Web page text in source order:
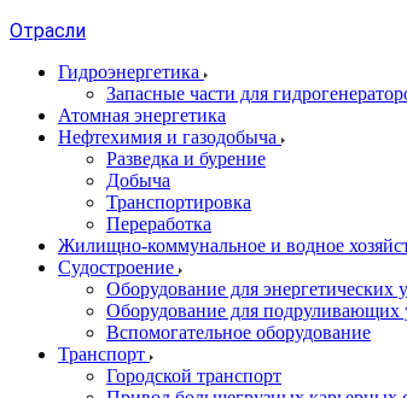
Отрасли
Гидроэнергетика
Запасные части для
Атомная энергетика
Нефтехимия и газодобыча
Разведка и бурение
Добыча
Транспортировка
Переработка
Жилищно-коммунальное и водное
Судостроение
Оборудование для энергетических
Оборудование для подруливающих
Вспомогательное оборудование
Транспорт
Городской транспорт